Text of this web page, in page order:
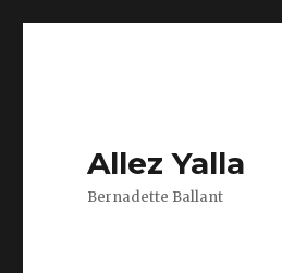
Allez Yalla
Bernadette Ballant